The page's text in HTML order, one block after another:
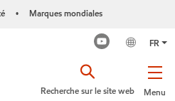
• Marques mondiales
FR
Menu
Recherche sur le site web